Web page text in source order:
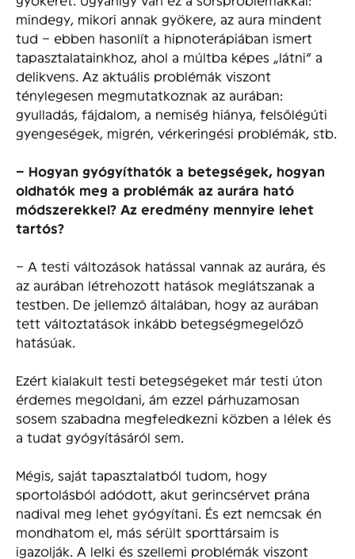
mindegy, mikori annak gyökere, az aura mindent
tud – ebben hasonlít a hipnoterápiában ismert
tapasztalatainkhoz, ahol a múltba képes „látni” a
delikvens. Az aktuális problémák viszont
ténylegesen megmutatkoznak az aurában:
gyulladás, fájdalom, a nemiség hiánya, felsőlégúti
gyengeségek, migrén, vérkeringési problémák, stb.
– Hogyan gyógyíthatók a betegségek, hogyan
oldhatók meg a problémák az aurára ható
módszerekkel? Az eredmény mennyire lehet
tartós?
– A testi változások hatással vannak az aurára, és
az aurában létrehozott hatások meglátszanak a
testben. De jellemző általában, hogy az aurában
tett változtatások inkább betegségmegelőző
hatásúak.
Ezért kialakult testi betegségeket már testi úton
érdemes megoldani, ám ezzel párhuzamosan
sosem szabadna megfeledkezni közben a lélek és
a tudat gyógyításáról sem.
Mégis, saját tapasztalatból tudom, hogy
sportolásból adódott, akut gerincsérvet prána
nadival meg lehet gyógyítani. És ezt nemcsak én
mondhatom el, más sérült sporttársaim is
igazolják. A lelki és szellemi problémák viszont